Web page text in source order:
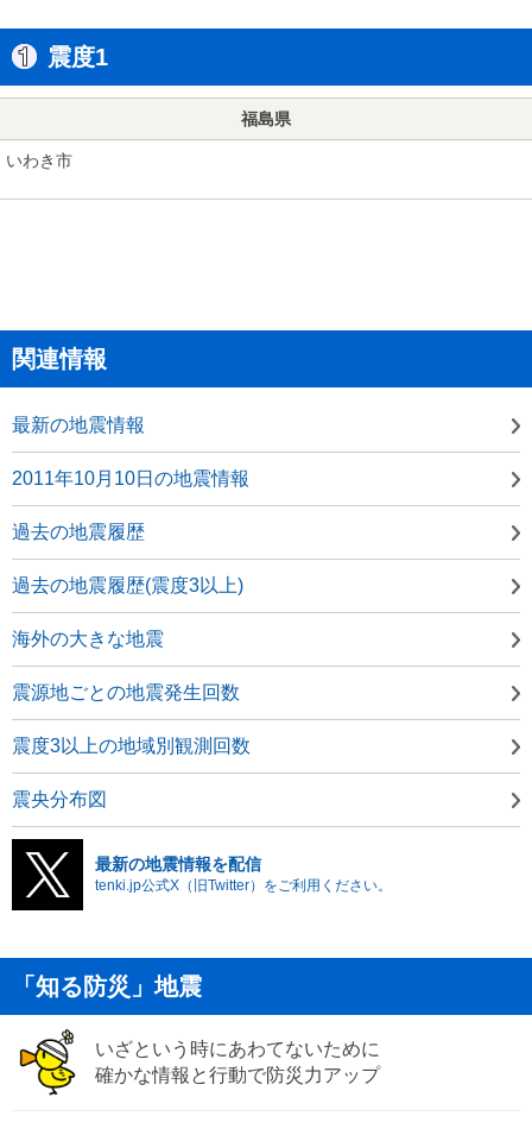
震度1
福島県
いわき市
関連情報
最新の地震情報
2011年10月10日の地震情報
過去の地震履歴
過去の地震履歴(震度3以上)
海外の大きな地震
震源地ごとの地震発生回数
震度3以上の地域別観測回数
震央分布図
最新の地震情報を配信
tenki.jp公式X（旧Twitter）をご利用ください。
「知る防災」地震
いざという時にあわてないために
確かな情報と行動で防災力アップ